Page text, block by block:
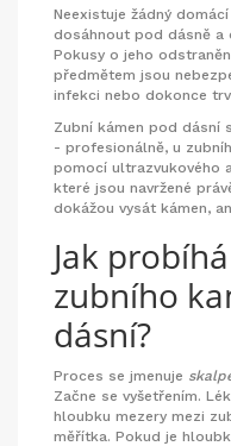
Neexistuje žádný
dosáhnout pod dásně a
Pokusy o jeho
předmětem jsou
infekci nebo dokonce
Zubní kámen pod dásní
- profesionálně, u
pomocí ultrazvukového
které jsou navržené
dokážou vysát kámen,
Jak
zubního
dásní?
Proces se jmenuje
Začne se vyšetřením.
hloubku mezery mezi
měřítka. Pokud je